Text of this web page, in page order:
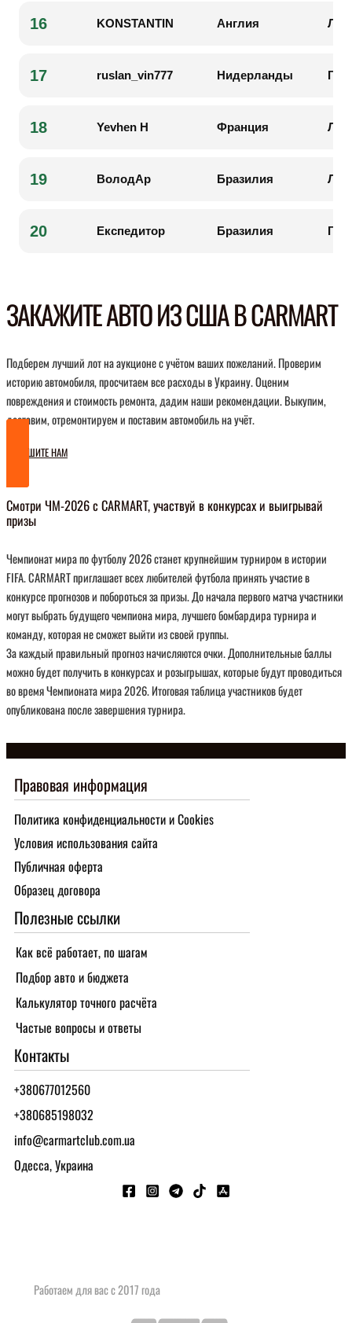
16 KONSTANTIN Англия
17 ruslan_vin777 Нидерланды
18 Yevhen H Франция
19 ВолодАр Бразилия
20 Експедитор Бразилия
ЗАКАЖИТЕ АВТО ИЗ США В CARMART
Подберем лучший лот на аукционе с учётом ваших пожеланий. Проверим
историю автомобиля, просчитаем все расходы в Украину. Оценим
повреждения и стоимость ремонта, дадим наши рекомендации. Выкупим,
доставим, отремонтируем и поставим автомобиль на учёт.
НАПИШИТЕ НАМ
Смотри ЧМ-2026 с CARMART, участвуй в конкурсах и выигрывай
призы
Чемпионат мира по футболу 2026 станет крупнейшим турниром в истории
FIFA. CARMART приглашает всех любителей футбола принять участие в
конкурсе прогнозов и побороться за призы. До начала первого матча участники
могут выбрать будущего чемпиона мира, лучшего бомбардира турнира и
команду, которая не сможет выйти из своей группы.
За каждый правильный прогноз начисляются очки. Дополнительные баллы
можно будет получить в конкурсах и розыгрышах, которые будут проводиться
во время Чемпионата мира 2026. Итоговая таблица участников будет
опубликована после завершения турнира.
Правовая информация
Политика конфиденциальности и Cookies
Условия использования сайта
Публичная оферта
Образец договора
Полезные ссылки
Как всё работает, по шагам
Подбор авто и бюджета
Калькулятор точного расчёта
Частые вопросы и ответы
Контакты
+380677012560
+380685198032
info@carmartclub.com.ua
Одесса, Украина
Работаем для вас с 2017 года